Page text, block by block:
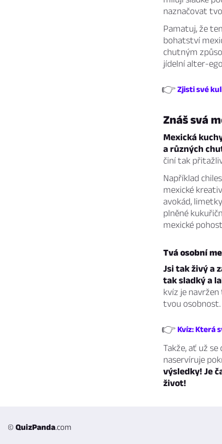
naznačovat
Pamatuj, že
bohatství
chutným
jídelní alter-
👉 Zjisti své
Znáš svá
Mexická
a různých
činí tak
Například
mexické
avokád,
plněné
mexické
Tvá osobní
Jsi tak živý a
tak sladký a
kvíz je
tvou osobnost.
👉 Kvíz: Která
Takže, ať už se
naservíruje
výsledky! Je
život!
© QuizPanda.com